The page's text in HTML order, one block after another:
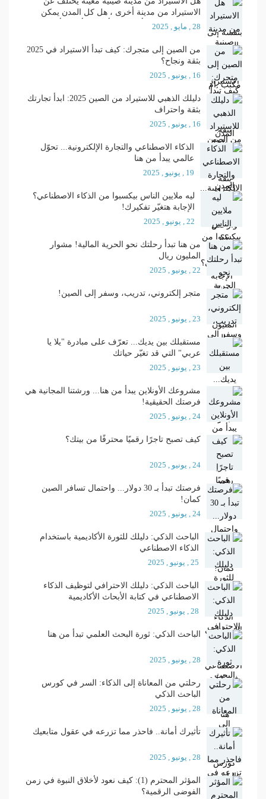
الاستيراد من مدينة أخرى ، هل كل المدن يمكن
الاستيراد منها ، وأي المدن أفضل وأجود وأرخص ؟؟
28 , مايو , 2025
من الصين إلى متجرك: كيف تبدأ الاستيراد في 2025
بثقة ونجاح؟
16 , يونيو , 2025
دليلك الذهبي للاستيراد من الصين 2025: ابدأ تجارتك
بثقة واحتراف
16 , يونيو , 2025
الذكاء الاصطناعي والتجارة الإلكترونية... تحوّل
عالمي يبدأ من هنا
19 , يونيو , 2025
ليه ملايين الناس بيكسبوا من الذكاء الاصطناعي؟
الإجابة هتغيّر تفكيرك!
22 , يونيو , 2025
من هنا تبدأ رحلتك نحو الحرية المالية! مشوار
المليون ريال
22 , يونيو , 2025
متجر إلكتروني، تدريب، وسفر إلى الصين!
23 , يونيو , 2025
مستقبلك بين يديك... تعرّف على مبادرة "يلا يا
عربي" التي قد تغيّر حياتك
23 , يونيو , 2025
مشروعك الأونلاين يبدأ من هنا... ورشتنا المجانية هي
فرصتك الحقيقية!
24 , يونيو , 2025
كيف تصبح تاجرًا رقميًا محترفًا من بيتك؟
24 , يونيو , 2025
فرصتك تبدأ بـ 30 دولار... واحتمال تسافر الصين
كمان!
24 , يونيو , 2025
الباحث الذكي: دليلك للثورة الأكاديمية باستخدام
الذكاء الاصطناعي
25 , يونيو , 2025
الباحث الذكي: دليلك الاحترافي لتوظيف الذكاء
الاصطناعي في كتابة الأبحاث الأكاديمية
28 , يونيو , 2025
الباحث الذكي: ثورة البحث العلمي تبدأ من هنا
28 , يونيو , 2025
رحلتي من المعاناة إلى الذكاء: السر في كورس
الباحث الذكي
28 , يونيو , 2025
تأثيرك أمانة.. فاحذر مما تزرعه في عقول متابعيك
28 , يونيو , 2025
المؤثر المحترم (1): كيف نعود لأخلاق النبوة في زمن
الفوضى الرقمية؟